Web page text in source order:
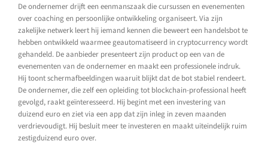
De ondernemer drijft een eenmanszaak die cursussen en evenementen
over coaching en persoonlijke ontwikkeling organiseert. Via zijn
zakelijke netwerk leert hij iemand kennen die beweert een handelsbot te
hebben ontwikkeld waarmee geautomatiseerd in cryptocurrency wordt
gehandeld. De aanbieder presenteert zijn product op een van de
evenementen van de ondernemer en maakt een professionele indruk.
Hij toont schermafbeeldingen waaruit blijkt dat de bot stabiel rendeert.
De ondernemer, die zelf een opleiding tot blockchain-professional heeft
gevolgd, raakt geïnteresseerd. Hij begint met een investering van
duizend euro en ziet via een app dat zijn inleg in zeven maanden
verdrievoudigt. Hij besluit meer te investeren en maakt uiteindelijk ruim
zestigduizend euro over.